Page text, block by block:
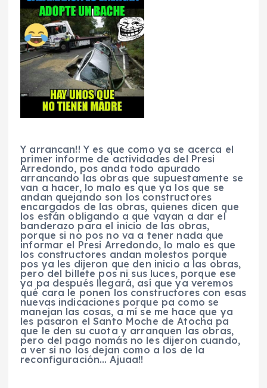
Y arrancan!! Y es que como ya se acerca el
primer informe de actividades del Presi
Arredondo, pos anda todo apurado
arrancando las obras que supuestamente se
van a hacer, lo malo es que ya los que se
andan quejando son los constructores
encargados de las obras, quienes dicen que
los están obligando a que vayan a dar el
banderazo para el inicio de las obras,
porque si no pos no va a tener nada que
informar el Presi Arredondo, lo malo es que
los constructores andan molestos porque
pos ya les dijeron que den inicio a las obras,
pero del billete pos ni sus luces, porque ese
ya pa después llegará, así que ya veremos
qué cara le ponen los constructores con esas
nuevas indicaciones porque pa como se
manejan las cosas, a mí se me hace que ya
les pasaron el Santo Moche de Atocha pa
que le den su cuota y arranquen las obras,
pero del pago nomás no les dijeron cuando,
a ver si no los dejan como a los de la
reconfiguración… Ajuaa!!